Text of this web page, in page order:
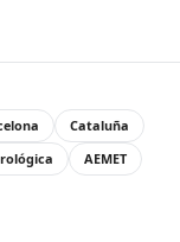
Cataluña
AEMET